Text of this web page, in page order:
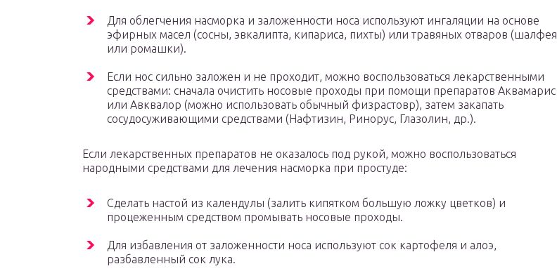
Для облегчения насморка и заложенности носа используют ингаляции на основе
эфирных масел (сосны, эвкалипта, кипариса, пихты) или травяных отваров (шалфея
или ромашки).
Если нос сильно заложен и не проходит, можно воспользоваться лекарственными
средствами: сначала очистить носовые проходы при помощи препаратов Аквамарис
или Авквалор (можно использовать обычный физрастовр), затем закапать
сосудосуживающими средствами (Нафтизин, Ринорус, Глазолин, др.).
Если лекарственных препаратов не оказалось под рукой, можно воспользоваться
народными средствами для лечения насморка при простуде:
Сделать настой из календулы (залить кипятком большую ложку цветков) и
процеженным средством промывать носовые проходы.
Для избавления от заложенности носа используют сок картофеля и алоэ,
разбавленный сок лука.